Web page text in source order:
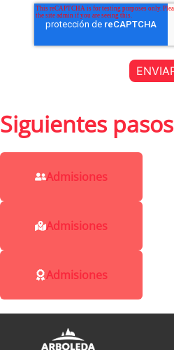
Siguientes pasos
Admisiones
Admisiones
Admisiones